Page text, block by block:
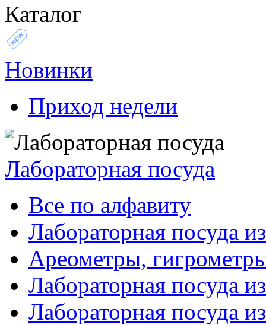
Каталог
Новинки
Приход недели
Лабораторная посуда
Все по алфавиту
Лабораторная посуда
Ареометры,
Лабораторная посуда
Лабораторная посуда